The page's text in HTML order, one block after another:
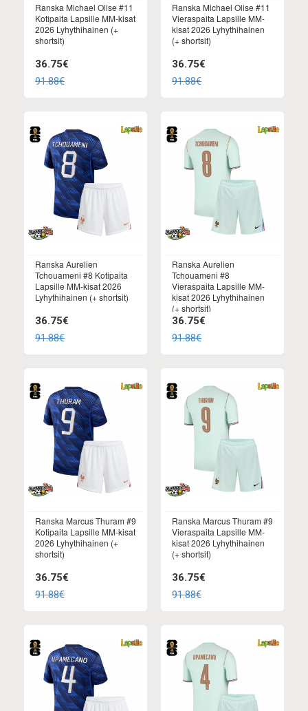
Ranska Michael Olise #11
Kotipaita Lapsille MM-kisat
2026 Lyhythihainen (+
shortsit)
36.75€
91.88€
Ranska Michael Olise #11
Vieraspaita Lapsille MM-
kisat 2026 Lyhythihainen
(+ shortsit)
36.75€
91.88€
Ranska Aurelien
Tchouameni #8 Kotipaita
Lapsille MM-kisat 2026
Lyhythihainen (+ shortsit)
36.75€
91.88€
Ranska Aurelien
Tchouameni #8
Vieraspaita Lapsille MM-
kisat 2026 Lyhythihainen
(+ shortsit)
36.75€
91.88€
Ranska Marcus Thuram #9
Kotipaita Lapsille MM-kisat
2026 Lyhythihainen (+
shortsit)
36.75€
91.88€
Ranska Marcus Thuram #9
Vieraspaita Lapsille MM-
kisat 2026 Lyhythihainen
(+ shortsit)
36.75€
91.88€